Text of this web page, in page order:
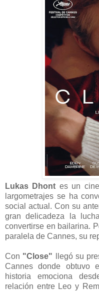
Lukas Dhont es un
largometrajes se ha
social actual. Con su
gran delicadeza la
convertirse en bailarina.
paralela de Cannes, su
Con "Close"
llegó su
Cannes donde obtuvo
historia emociona
relación entre Leo y